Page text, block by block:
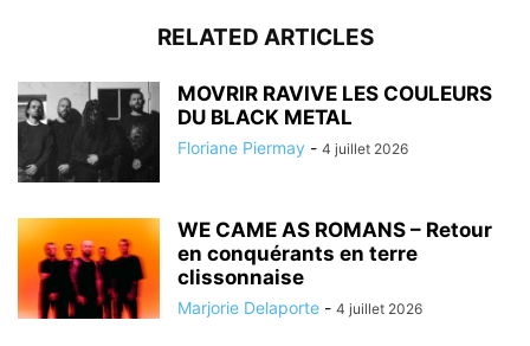
RELATED ARTICLES
MOVRIR RAVIVE LES COULEURS
DU BLACK METAL
Floriane Piermay - 4 juillet 2026
WE CAME AS ROMANS – Retour
en conquérants en terre
clissonnaise
Marjorie Delaporte - 4 juillet 2026